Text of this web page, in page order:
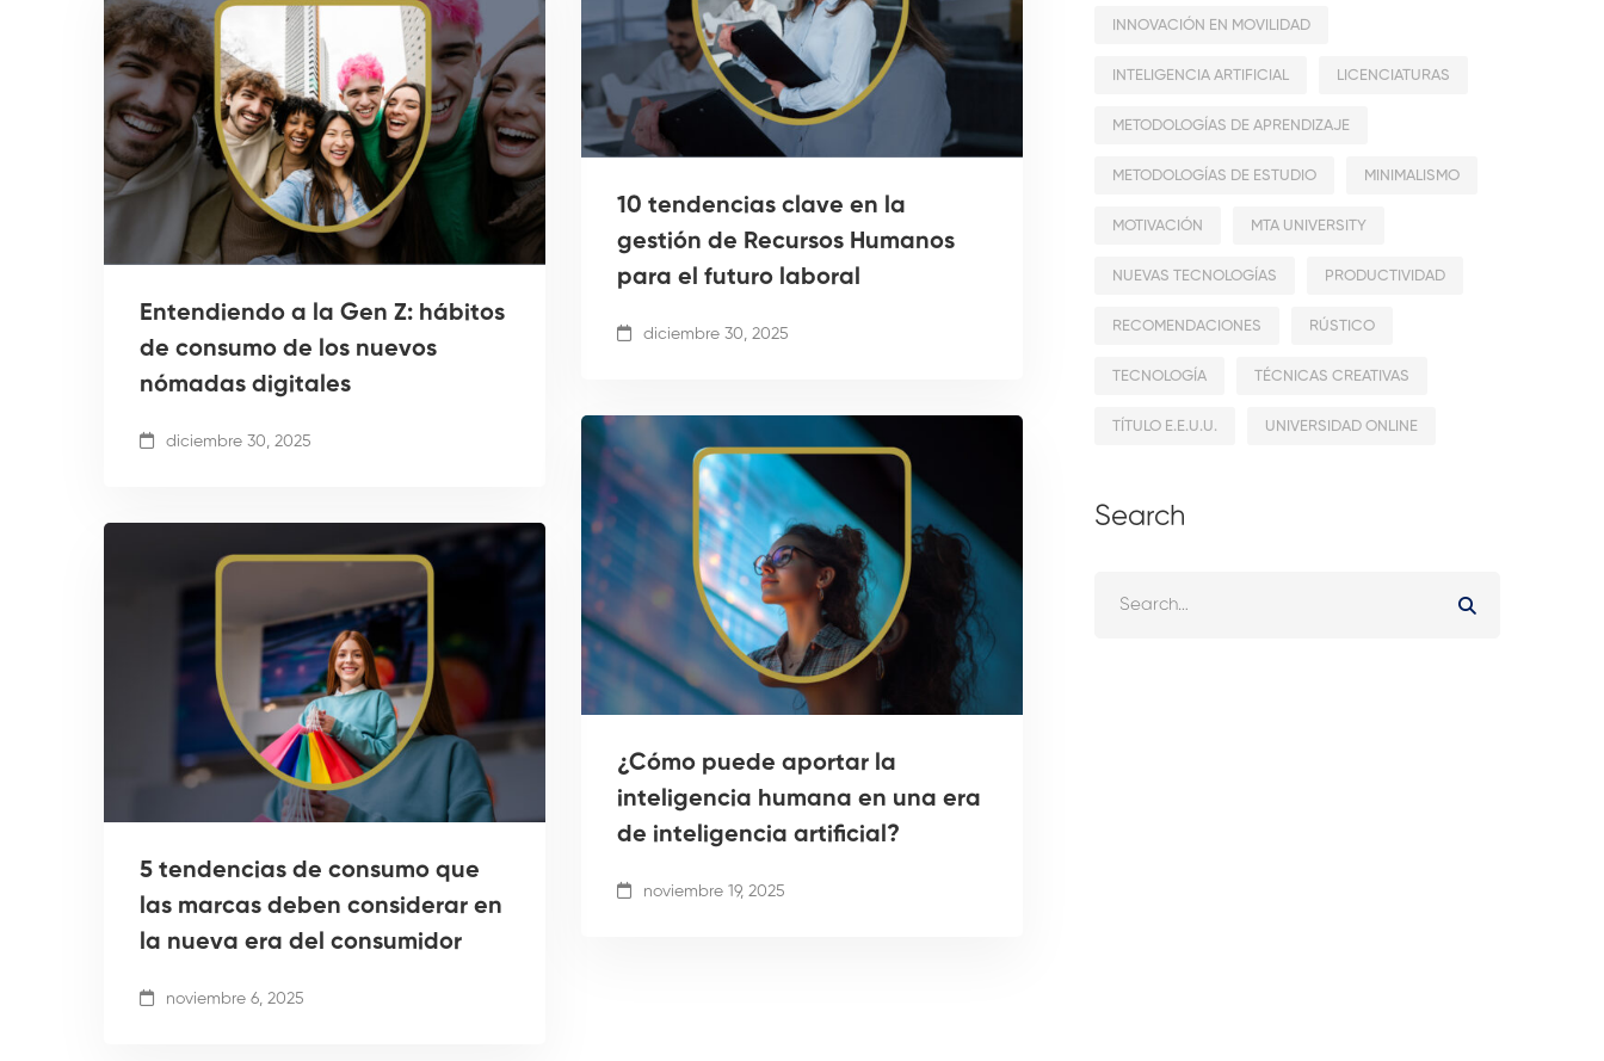
10 tendencias clave en la
gestión de Recursos Humanos
para el futuro laboral
diciembre 30, 2025
Entendiendo a la Gen Z: hábitos
de consumo de los nuevos
nómadas digitales
diciembre 30, 2025
¿Cómo puede aportar la
inteligencia humana en una era
de inteligencia artificial?
noviembre 19, 2025
5 tendencias de consumo que
las marcas deben considerar en
la nueva era del consumidor
noviembre 6, 2025
INNOVACIÓN EN MOVILIDAD
INTELIGENCIA ARTIFICIAL LICENCIATURAS
METODOLOGÍAS DE APRENDIZAJE
METODOLOGÍAS DE ESTUDIO MINIMALISMO
MOTIVACIÓN MTA UNIVERSITY
NUEVAS TECNOLOGÍAS PRODUCTIVIDAD
RECOMENDACIONES RÚSTICO
TECNOLOGÍA TÉCNICAS CREATIVAS
TÍTULO E.E.U.U. UNIVERSIDAD ONLINE
Search